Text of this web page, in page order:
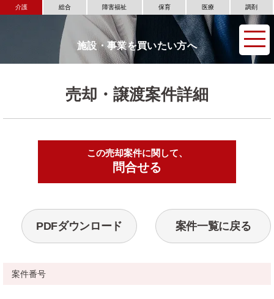
介護 総合 障害福祉 保育 医療 調剤
施設・事業を買いたい方へ
売却・譲渡案件詳細
この売却案件に関して、
問合せる
PDFダウンロード 案件一覧に戻る
案件番号